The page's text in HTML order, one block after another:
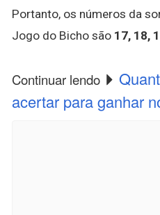
Portanto, os números da
Jogo do Bicho são 17, 18,
Continuar lendo
acertar para ganhar